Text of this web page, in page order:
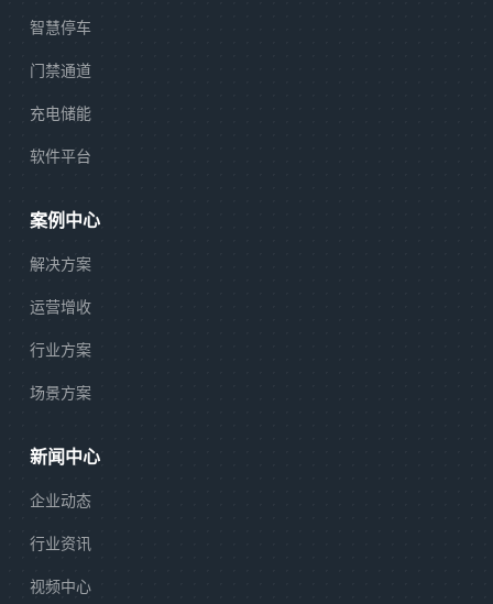
智慧停车
门禁通道
充电储能
软件平台
案例中心
解决方案
运营增收
行业方案
场景方案
新闻中心
企业动态
行业资讯
视频中心